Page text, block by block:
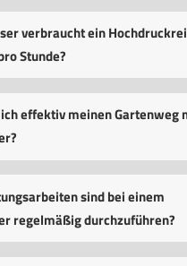
verbraucht ein
Stunde?
effektiv meinen Gartenweg
sind bei einem
regelmäßig durchzuführen?